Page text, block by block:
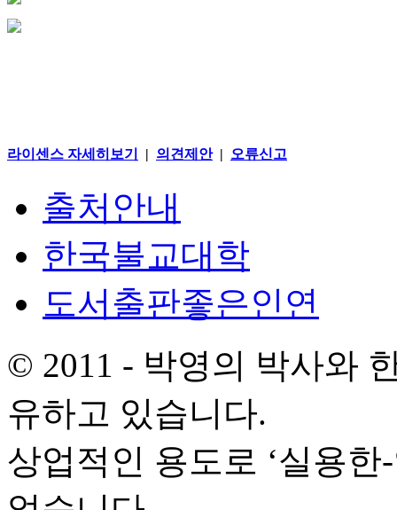
라이센스 자세히보기 | 의견제안| 오류신고
출처안내
한국불교대학
도서출판좋은인연
© 2011 - 박영의 박사와
유하고 있습니다.
상업적인 용도로 ‘실용